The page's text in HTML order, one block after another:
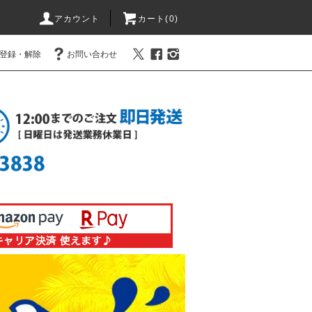
アカウント カート(0)
録・解除 お問い合わせ